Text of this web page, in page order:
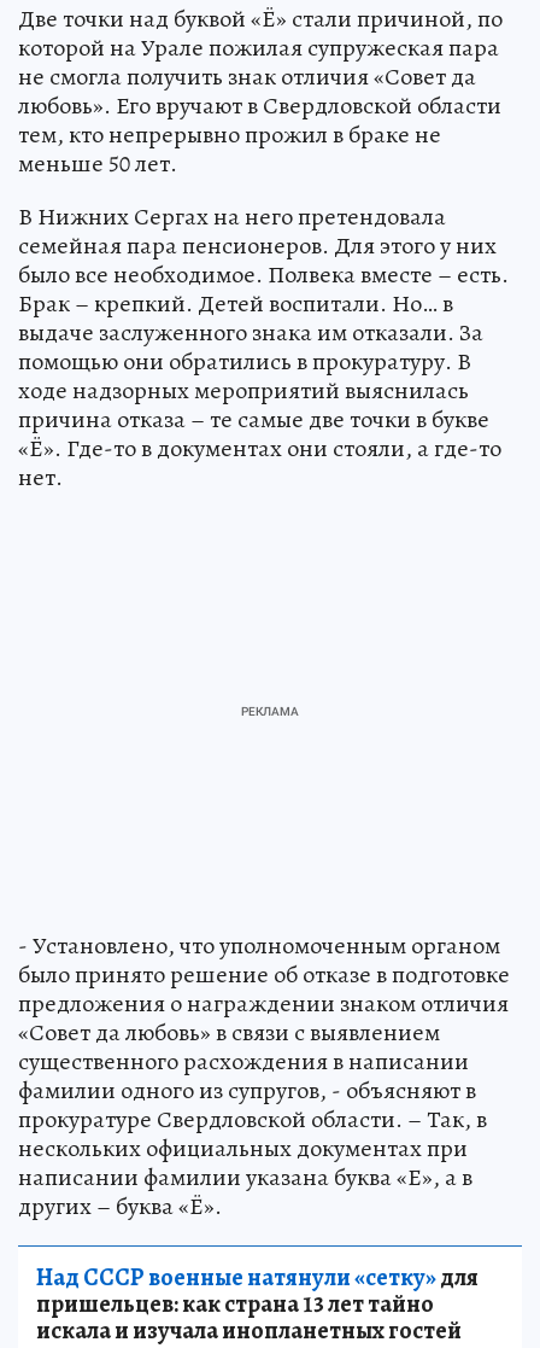
Две точки над буквой «Ё» стали причиной, по
которой на Урале пожилая супружеская пара
не смогла получить знак отличия «Совет да
любовь». Его вручают в Свердловской области
тем, кто непрерывно прожил в браке не
меньше 50 лет.
В Нижних Сергах на него претендовала
семейная пара пенсионеров. Для этого у них
было все необходимое. Полвека вместе – есть.
Брак – крепкий. Детей воспитали. Но… в
выдаче заслуженного знака им отказали. За
помощью они обратились в прокуратуру. В
ходе надзорных мероприятий выяснилась
причина отказа – те самые две точки в букве
«Ё». Где-то в документах они стояли, а где-то
нет.
- Установлено, что уполномоченным органом
было принято решение об отказе в подготовке
предложения о награждении знаком отличия
«Совет да любовь» в связи с выявлением
существенного расхождения в написании
фамилии одного из супругов, - объясняют в
прокуратуре Свердловской области. – Так, в
нескольких официальных документах при
написании фамилии указана буква «Е», а в
других – буква «Ё».
Над СССР военные натянули «сетку»для
пришельцев: как страна 13 лет тайно
искала и изучала инопланетных гостей